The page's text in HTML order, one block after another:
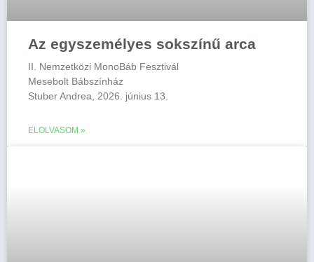
Az egyszemélyes sokszínű arca
II. Nemzetközi MonoBáb Fesztivál
Mesebolt Bábszínház
Stuber Andrea, 2026. június 13.
ELOLVASOM »